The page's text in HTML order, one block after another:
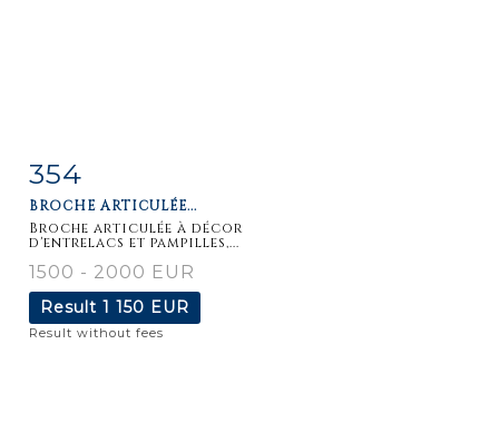
Item detail
354
BROCHE ARTICULÉE...
Broche articulée à décor
d'entrelacs et pampilles,...
1500 - 2000 EUR
Result 1 150 EUR
Result without fees